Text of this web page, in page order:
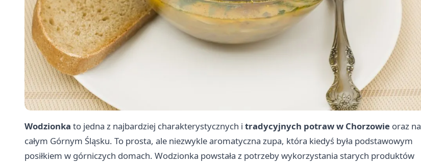
Wodzionka to jedna z najbardziej charakterystycznych i tradycyjnych potraw w Chorzowie oraz na
całym Górnym Śląsku. To prosta, ale niezwykle aromatyczna zupa, która kiedyś była podstawowym
posiłkiem w górniczych domach. Wodzionka powstała z potrzeby wykorzystania starych produktów